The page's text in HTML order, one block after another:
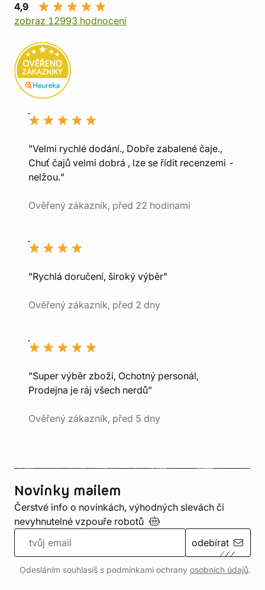
4,9
zobraz 12993 hodnocení
"Velmi rychlé dodání., Dobře zabalené čaje.,
Chuť čajů velmi dobrá , lze se řídit recenzemi -
nelžou."
Ověřený zákazník, před 22 hodinami
"Rychlá doručení, široký výběr"
Ověřený zákazník, před 2 dny
"Super výběr zboží, Ochotný personál,
Prodejna je ráj všech nerdů"
Ověřený zákazník, před 5 dny
Novinky mailem
Čerstvé info o novinkách, výhodných slevách či
nevyhnutelné vzpouře robotů
odebírat
Odesláním souhlasíš s podmínkami ochrany osobních údajů.